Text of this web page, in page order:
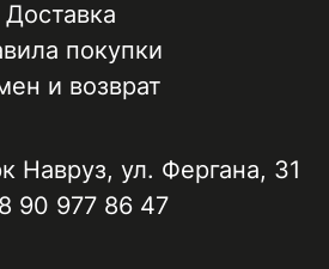
Доставка
покупки
и возврат
Навруз​, ул. Фергана, 31
90 977 86 47